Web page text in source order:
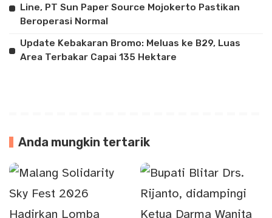
Line, PT Sun Paper Source Mojokerto Pastikan
Beroperasi Normal
Update Kebakaran Bromo: Meluas ke B29, Luas
Area Terbakar Capai 135 Hektare
Anda mungkin tertarik